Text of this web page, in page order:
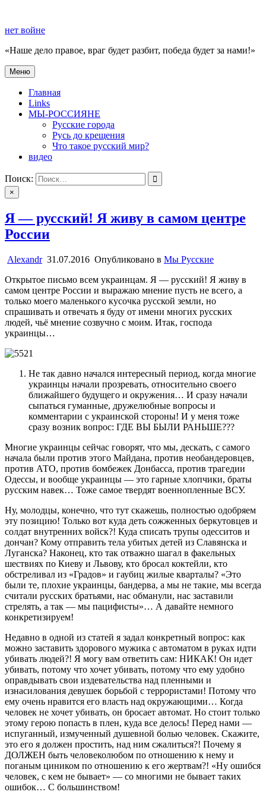
содержимому
нет войне
«Наше дело правое, враг будет разбит, победа будет за нами!»
нет войне
«Наше дело правое, враг будет разбит, победа будет за нами!»
Меню
Главная
Links
МЫ-РОССИЯНЕ
Русские города
Русь до крещения
Что такое русский мир?
видео
Поиск:
×
Я — русский! Я живу в самом центре
России
Alexandr 31.07.2016 Опубликовано в Мы Русские
Открытое письмо всем украинцам. Я — русский! Я живу в
самом центре России и выражаю мнение пусть не всего, а
только моего маленького кусочка русской земли, но
спрашивать и отвечать я буду от имени многих русских
людей, чьё мнение созвучно с моим. Итак, господа
украинцы…
Не так давно начался интересный период, когда многие
украинцы начали прозревать, относительно своего
ближайшего будущего и окружения… И сразу начали
сыпаться гуманные, дружелюбные вопросы и
комментарии с украинской стороны! И у меня тоже
сразу возник вопрос: ГДЕ ВЫ БЫЛИ РАНЬШЕ???
Многие украинцы сейчас говорят, что мы, дескать, с самого
начала были против этого Майдана, против необандеровцев,
против АТО, против бомбежек Донбасса, против трагедии
Одессы, и вообще украинцы — это гарные хлопчики, браты
русским навек… Тоже самое твердят военнопленные ВСУ.
Ну, молодцы, конечно, что тут скажешь, полностью одобряем
эту позицию! Только вот куда деть сожженных беркутовцев и
солдат внутренних войск?! Куда списать трупы одесситов и
дончан? Кому отправить тела убитых детей из Славянска и
Луганска? Наконец, кто так отважно шагал в факельных
шествиях по Киеву и Львову, кто бросал коктейли, кто
обстреливал из «Градов» и гаубиц жилые кварталы? «Это
были те, плохие украинцы, бандерва, а мы не такие, мы всегда
считали русских братьями, нас обманули, нас заставили
стрелять, а так — мы пацифисты»… А давайте немного
конкретизируем!
Недавно в одной из статей я задал конкретный вопрос: как
можно заставить здорового мужика с автоматом в руках идти
убивать людей?! Я могу вам ответить сам: НИКАК! Он идет
убивать, потому что хочет убивать, потому что ему удобно
оправдывать свои издевательства над пленными и
изнасилования девушек борьбой с террористами! Потому что
ему очень нравится его власть над окружающими… Когда
человек не хочет убивать, он бросает автомат. Но стоит только
этому герою попасть в плен, куда все делось! Перед нами —
испуганный, измученный душевной болью человек. Скажите,
это его я должен простить, над ним сжалиться?! Почему я
ДОЛЖЕН быть человеколюбом по отношению к нему и
поганым циником по отношению к его жертвам?! «Ну ошибся
человек, с кем не бывает» — со многими не бывает таких
ошибок… С большинством!